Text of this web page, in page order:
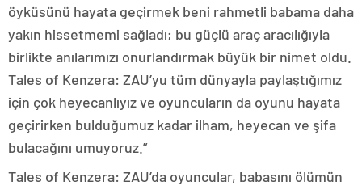
öyküsünü hayata geçirmek beni rahmetli babama daha
yakın hissetmemi sağladı; bu güçlü araç aracılığıyla
birlikte anılarımızı onurlandırmak büyük bir nimet oldu.
Tales of Kenzera: ZAU’yu tüm dünyayla paylaştığımız
için çok heyecanlıyız ve oyuncuların da oyunu hayata
geçirirken bulduğumuz kadar ilham, heyecan ve şifa
bulacağını umuyoruz.”
Tales of Kenzera: ZAU’da oyuncular, babasını ölümün